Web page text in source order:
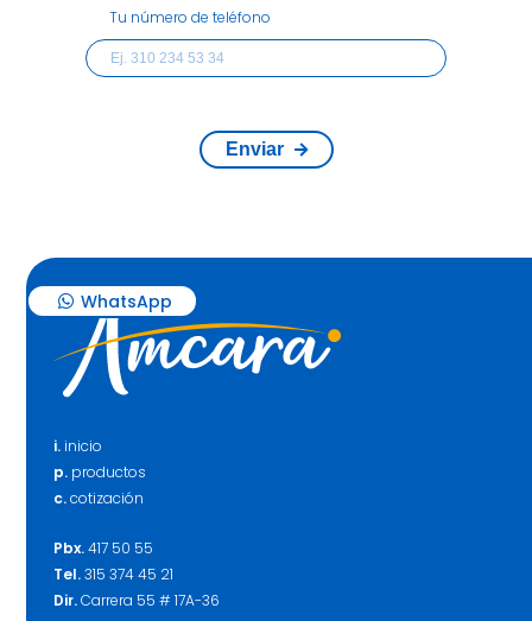
WhatsApp
Tu número de teléfono
Enviar
i. inicio
p. productos
c.cotización
Pbx.417 50 55
Tel.315 374 45 21
Dir.Carrera 55 # 17A-36